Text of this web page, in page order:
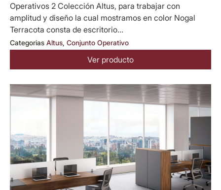
Operativos 2 Colección Altus, para trabajar con
amplitud y diseño la cual mostramos en color Nogal
Terracota consta de escritorio...
Categorias Altus, Conjunto Operativo
Ver producto